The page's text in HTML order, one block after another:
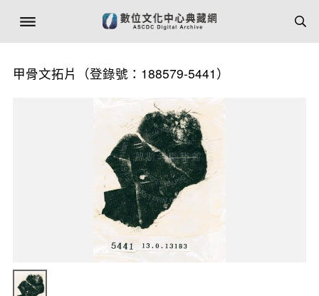
甲骨文拓片（登錄號：188579-5441）